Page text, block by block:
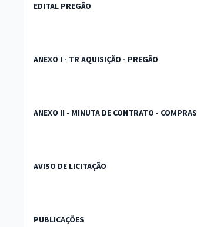
EDITAL PREGÃO
ANEXO I - TR AQUISIÇÃO - PREGÃO
ANEXO II - MINUTA DE CONTRATO - COMPRAS
AVISO DE LICITAÇÃO
PUBLICAÇÕES